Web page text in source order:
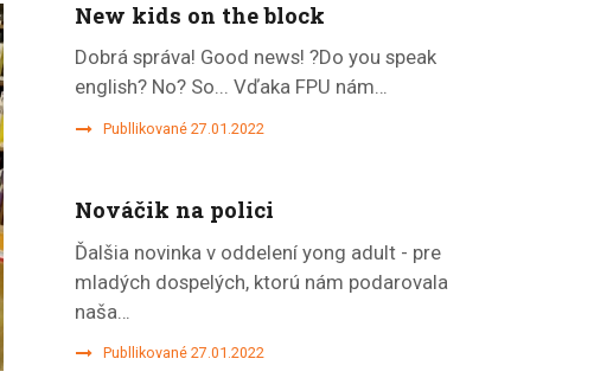
New kids on the block
Dobrá správa! Good news! ?Do you speak
english? No? So... Vďaka FPU nám…
Publlikované 27.01.2022
Nováčik na polici
Ďalšia novinka v oddelení yong adult - pre
mladých dospelých, ktorú nám podarovala
naša…
Publlikované 27.01.2022